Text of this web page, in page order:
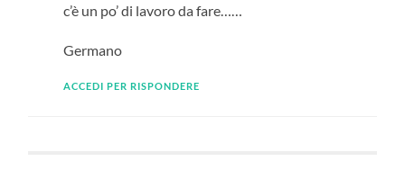
c’è un po’ di lavoro da fare……
Germano
ACCEDI PER RISPONDERE